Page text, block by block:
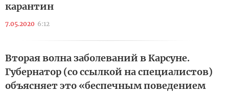
карантин
7.05.2020 6:12
Вторая волна заболеваний в Карсуне.
Губернатор (со ссылкой на специалистов)
объясняет это «беспечным поведением